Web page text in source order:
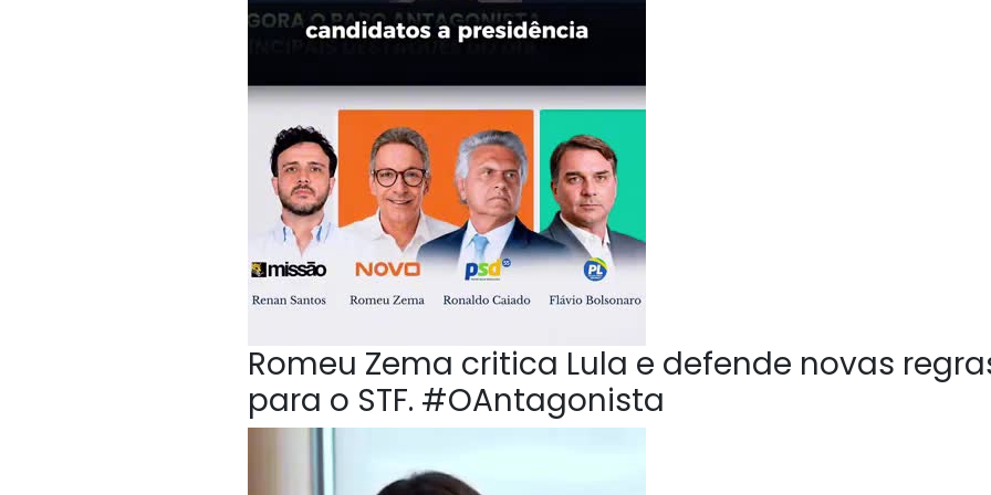
Romeu Zema critica Lula e defende novas
para o STF. #OAntagonista